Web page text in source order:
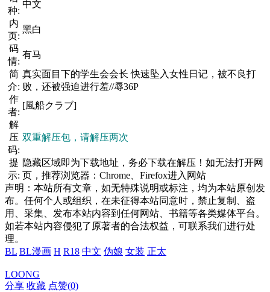
种:
中文
内
页:
黑白
码
情:
有马
简
介:
真实面目下的学生会会长 快速坠入女性日记，被不良打
败，还被强迫进行羞//辱36P
作
者:
[風船クラブ]
解
压
码:
双重解压包，请解压两次
提
示:
隐藏区域即为下载地址，务必下载在解压！如无法打开网
页，推荐浏览器：Chrome、Firefox进入网站
声明：本站所有文章，如无特殊说明或标注，均为本站原创发
布。任何个人或组织，在未征得本站同意时，禁止复制、盗
用、采集、发布本站内容到任何网站、书籍等各类媒体平台。
如若本站内容侵犯了原著者的合法权益，可联系我们进行处
理。
BL BL漫画 H R18 中文 伪娘 女装 正太
LOONG
分享 收藏 点赞(0)